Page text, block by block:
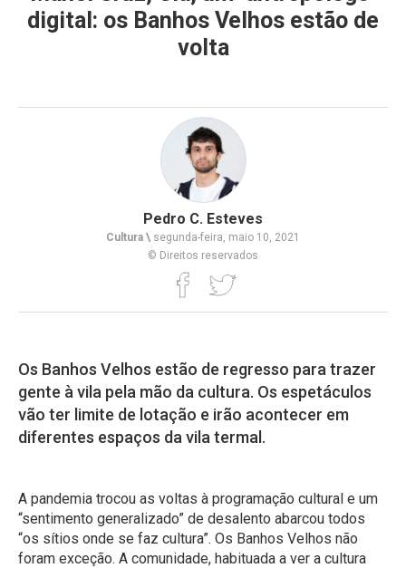
digital: os Banhos Velhos estão de
volta
Pedro C. Esteves
Cultura \ segunda-feira, maio 10, 2021
© Direitos reservados
Os Banhos Velhos estão de regresso para trazer
gente à vila pela mão da cultura. Os espetáculos
vão ter limite de lotação e irão acontecer em
diferentes espaços da vila termal.
A pandemia trocou as voltas à programação cultural e um
“sentimento generalizado” de desalento abarcou todos
“os sítios onde se faz cultura”. Os Banhos Velhos não
foram exceção. A comunidade, habituada a ver a cultura